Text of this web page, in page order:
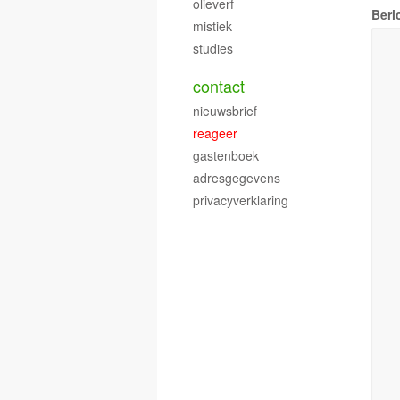
olieverf
mistiek
studies
contact
nieuwsbrief
reageer
gastenboek
adresgegevens
privacyverklaring